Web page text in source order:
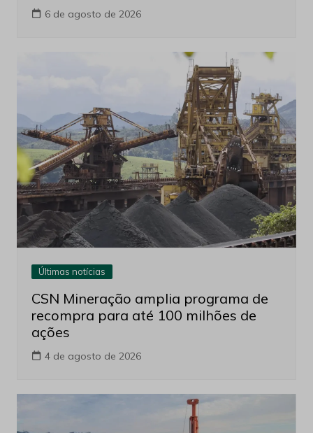
6 de agosto de 2026
Últimas notícias
CSN Mineração amplia programa de
recompra para até 100 milhões de
ações
4 de agosto de 2026